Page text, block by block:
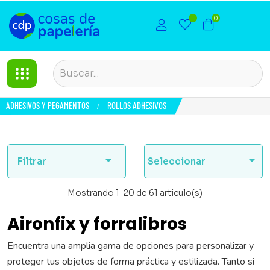
0
ADHESIVOS Y PEGAMENTOS ROLLOS ADHESIVOS
Filtrar  Seleccionar 
Mostrando 1-20 de 61 artículo(s)
Aironfix y forralibros
Encuentra una amplia gama de opciones para personalizar y
proteger tus objetos de forma práctica y estilizada. Tanto si